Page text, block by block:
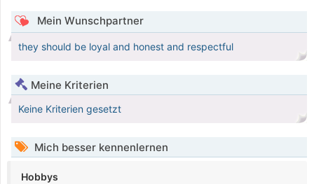
Mein Wunschpartner
they should be loyal and honest and respectful
Meine Kriterien
Keine Kriterien gesetzt
Mich besser kennenlernen
Hobbys